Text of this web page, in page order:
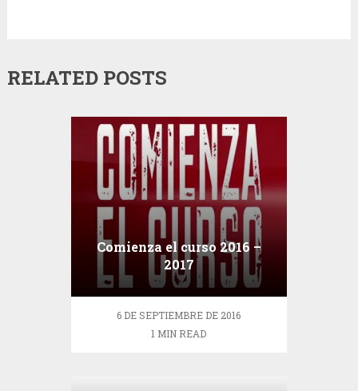
RELATED POSTS
Comienza el curso 2016 –
2017
6 DE SEPTIEMBRE DE 2016
1 MIN READ